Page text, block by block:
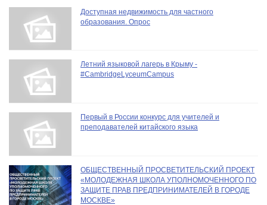
Доступная недвижимость для частного
образования. Опрос
Летний языковой лагерь в Крыму -
#CambridgeLyceumCampus
Первый в России конкурс для учителей и
преподавателей китайского языка
ОБЩЕСТВЕННЫЙ ПРОСВЕТИТЕЛЬСКИЙ ПРОЕКТ
«МОЛОДЕЖНАЯ ШКОЛА УПОЛНОМОЧЕННОГО ПО
ЗАЩИТЕ ПРАВ ПРЕДПРИНИМАТЕЛЕЙ В ГОРОДЕ
МОСКВЕ»